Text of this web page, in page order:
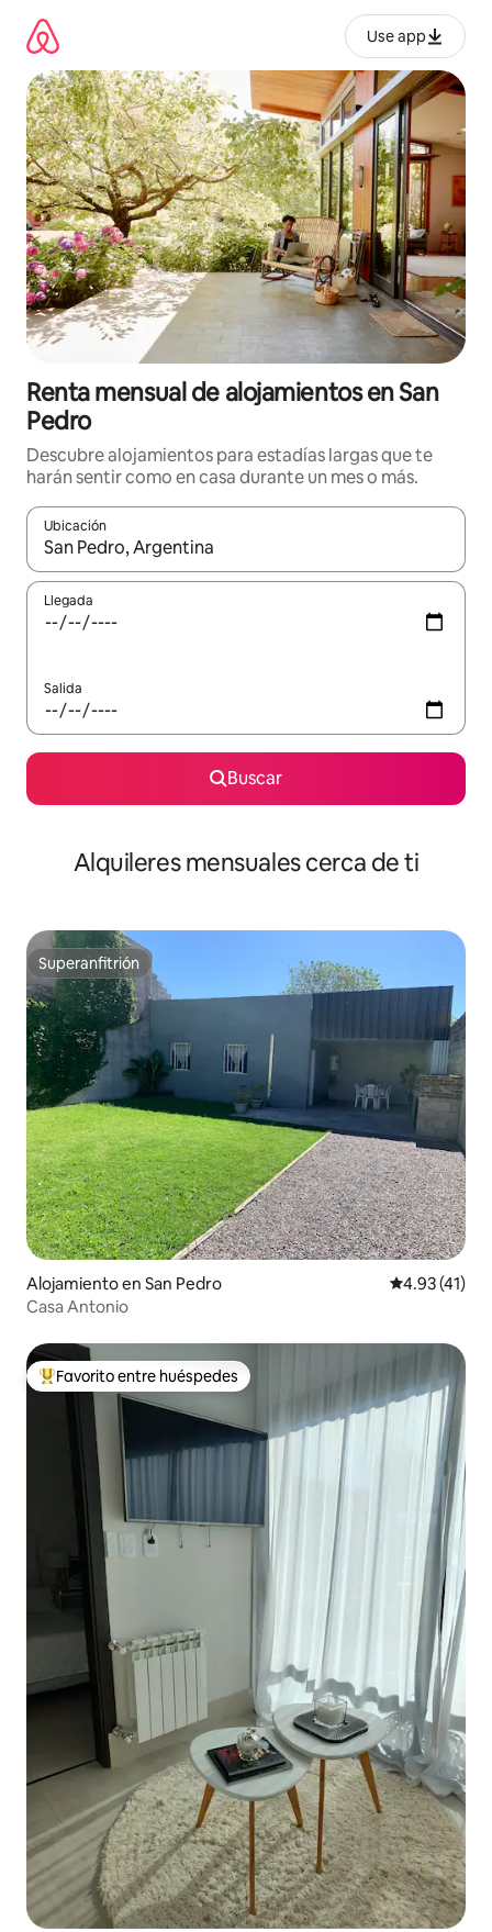
contenido
Use app
Renta mensual de alojamientos en San
Pedro
Descubre alojamientos para estadías largas que te
harán sentir como en casa durante un mes o más.
Ubicación
Cuando los resultados estén disponibles, navega con las
Llegada
Salida
Buscar
Alquileres mensuales cerca de ti
Superanfitrión
Superanfitrión
Alojamiento en San Pedro Calificación
4.93 (41)
Casa Antonio
Favorito entre huéspedes preferido
Favorito entre huéspedes